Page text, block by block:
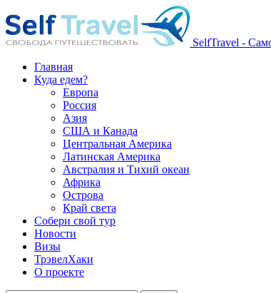
SelfTravel -
Главная
Куда едем?
Европа
Россия
Азия
США и Канада
Центральная Америка
Латинская Америка
Австралия и Тихий океан
Африка
Острова
Край света
Собери свой тур
Новости
Визы
ТрэвелХаки
О проекте